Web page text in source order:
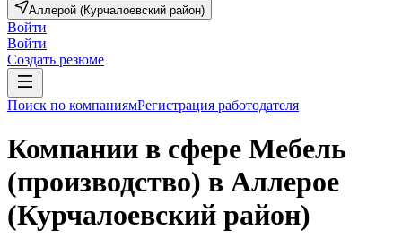
Аллерой (Курчалоевский район)
Войти
Войти
Создать резюме
Поиск по компаниямРегистрация работодателя
Компании в сфере Мебель
(производство) в Аллерое
(Курчалоевский район)